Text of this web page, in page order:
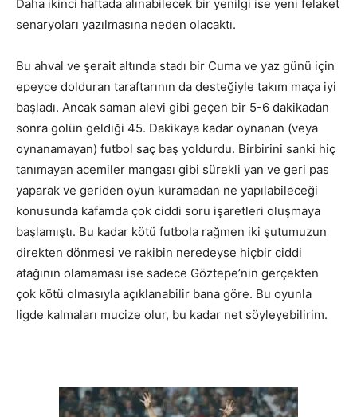
Daha ikinci haftada alınabilecek bir yenilgi ise yeni felaket
senaryoları yazılmasına neden olacaktı.
Bu ahval ve şerait altında stadı bir Cuma ve yaz günü için
epeyce dolduran taraftarının da desteğiyle takım maça iyi
başladı. Ancak saman alevi gibi geçen bir 5-6 dakikadan
sonra golün geldiği 45. Dakikaya kadar oynanan (veya
oynanamayan) futbol saç baş yoldurdu. Birbirini sanki hiç
tanımayan acemiler mangası gibi sürekli yan ve geri pas
yaparak ve geriden oyun kuramadan ne yapılabileceği
konusunda kafamda çok ciddi soru işaretleri oluşmaya
başlamıştı. Bu kadar kötü futbola rağmen iki şutumuzun
direkten dönmesi ve rakibin neredeyse hiçbir ciddi
atağının olamaması ise sadece Göztepe’nin gerçekten
çok kötü olmasıyla açıklanabilir bana göre. Bu oyunla
ligde kalmaları mucize olur, bu kadar net söyleyebilirim.